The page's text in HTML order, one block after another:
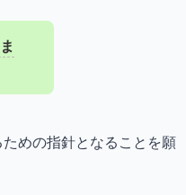
めの指針となることを願